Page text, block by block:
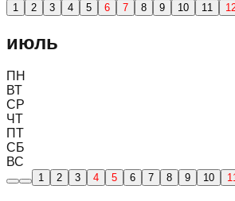
1 2 3 4 5 6 7 8 9 10 11
июль
ПН
ВТ
СР
ЧТ
ПТ
СБ
ВС
1 2 3 4 5 6 7 8 9 10